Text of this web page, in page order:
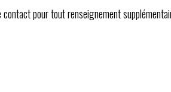
pour tout renseignement